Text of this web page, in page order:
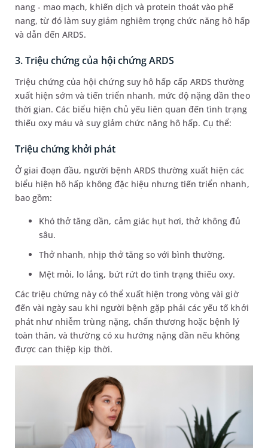
nang - mao mạch, khiến dịch và protein thoát vào phế
nang, từ đó làm suy giảm nghiêm trọng chức năng hô hấp
và dẫn đến ARDS.
3. Triệu chứng của hội chứng ARDS
Triệu chứng của hội chứng suy hô hấp cấp ARDS thường
xuất hiện sớm và tiến triển nhanh, mức độ nặng dần theo
thời gian. Các biểu hiện chủ yếu liên quan đến tình trạng
thiếu oxy máu và suy giảm chức năng hô hấp. Cụ thể:
Triệu chứng khởi phát
Ở giai đoạn đầu, người bệnh ARDS thường xuất hiện các
biểu hiện hô hấp không đặc hiệu nhưng tiến triển nhanh,
bao gồm:
Khó thở tăng dần, cảm giác hụt hơi, thở không đủ
sâu.
Thở nhanh, nhịp thở tăng so với bình thường.
Mệt mỏi, lo lắng, bứt rứt do tình trạng thiếu oxy.
Các triệu chứng này có thể xuất hiện trong vòng vài giờ
đến vài ngày sau khi người bệnh gặp phải các yếu tố khởi
phát như nhiễm trùng nặng, chấn thương hoặc bệnh lý
toàn thân, và thường có xu hướng nặng dần nếu không
được can thiệp kịp thời.